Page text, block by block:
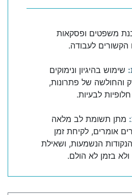
משפטים ופסקאות
לעבודה.
שימוש בהיגיון ונימוקים
והחולשה של פתרונות,
לבעיות.
מתן תשומת לב מלאה
אומרים, לקיחת זמן
הנשמעות, ושאילת
בזמן לא הולם.